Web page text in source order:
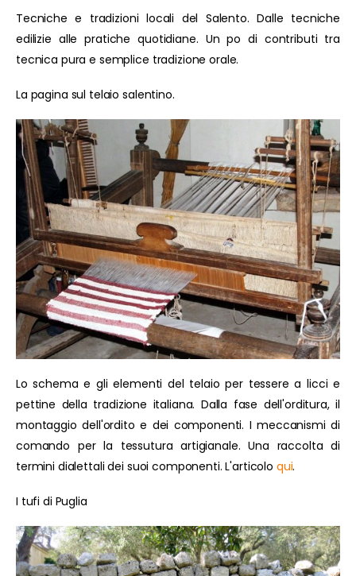
Tecniche e tradizioni locali del Salento. Dalle tecniche
edilizie alle pratiche quotidiane. Un po di contributi tra
tecnica pura e semplice tradizione orale.
La pagina sul telaio salentino.
Lo schema e gli elementi del telaio per tessere a licci e
pettine della tradizione italiana. Dalla fase dell'orditura, il
montaggio dell'ordito e dei componenti. I meccanismi di
comando per la tessutura artigianale. Una raccolta di
termini dialettali dei suoi componenti. L'articolo qui.
I tufi di Puglia